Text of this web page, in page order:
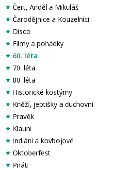
Čert, Anděl a Mikuláš
Čarodějnice a Kouzelníci
Disco
Filmy a pohádky
60. léta
70. léta
80. léta
Historické kostýmy
Kněží, jeptišky a duchovní
Pravěk
Klauni
Indiáni a kovbojové
Oktoberfest
Piráti